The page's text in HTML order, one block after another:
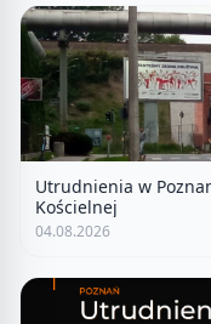
Utrudnienia w
Kościelnej
04.08.2026